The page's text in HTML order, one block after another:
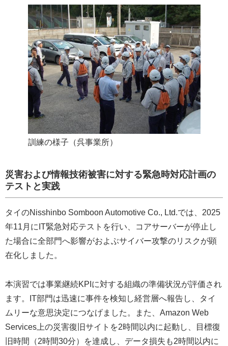
訓練の様子（呉事業所）
災害および情報技術被害に対する緊急時対応計画の
テストと実践
タイのNisshinbo Somboon Automotive Co., Ltd.では、2025
年11月にIT緊急対応テストを行い、コアサーバーが停止し
た場合に全部門へ影響がおよぶサイバー攻撃のリスクが顕
在化しました。
本演習では事業継続KPIに対する組織の準備状況が評価され
ます。IT部門は迅速に事件を検知し経営層へ報告し、タイ
ムリーな意思決定につなげました。また、Amazon Web
Services上の災害復旧サイトを2時間以内に起動し、目標復
旧時間（2時間30分）を達成し、データ損失も2時間以内に